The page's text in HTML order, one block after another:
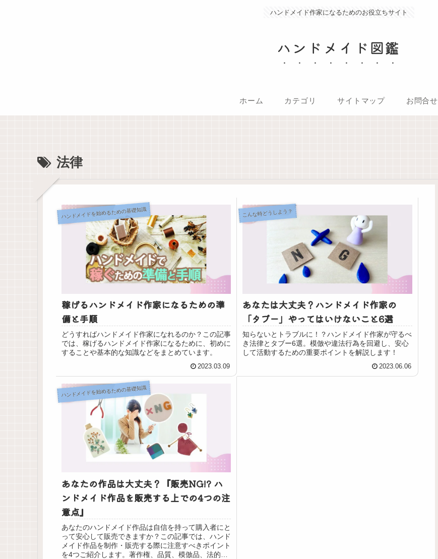
ハンドメイド作家になるためのお役立ちサイト
ハンドメイド図鑑
ホーム カテゴリ サイトマップ お問合せ
法律
ハンドメイドを始めるための基礎知識
稼げるハンドメイド作家になるための準
備と手順
どうすればハンドメイド作家になれるのか？この記事
では、稼げるハンドメイド作家になるために、初めに
することや基本的な知識などをまとめています。
2023.03.09
こんな時どうしよう？
あなたは大丈夫？ハンドメイド作家の
「タブー」やってはいけないこと6選
知らないとトラブルに！？ハンドメイド作家が守るべ
き法律とタブー6選。模倣や違法行為を回避し、安心
して活動するための重要ポイントを解説します！
2023.06.06
ハンドメイドを始めるための基礎知識
あなたの作品は大丈夫？『販売NG!? ハ
ンドメイド作品を販売する上での4つの注
意点』
あなたのハンドメイド作品は自信を持って購入者にと
って安心して販売できますか？この記事では、ハンド
メイド作品を制作・販売する際に注意すべきポイント
を4つご紹介します。著作権、品質、模倣品、法的制